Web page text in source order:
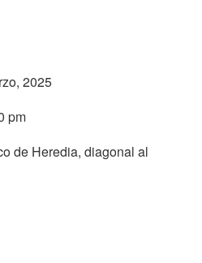
2025
pm
de Heredia, diagonal al